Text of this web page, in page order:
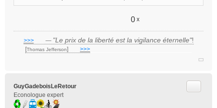
0 x
>>>___ — "Le prix de la liberté est la vigilance éternelle"!
[Thomas Jefferson] >>>
GuyGadeboisLeRetour
Econologue expert